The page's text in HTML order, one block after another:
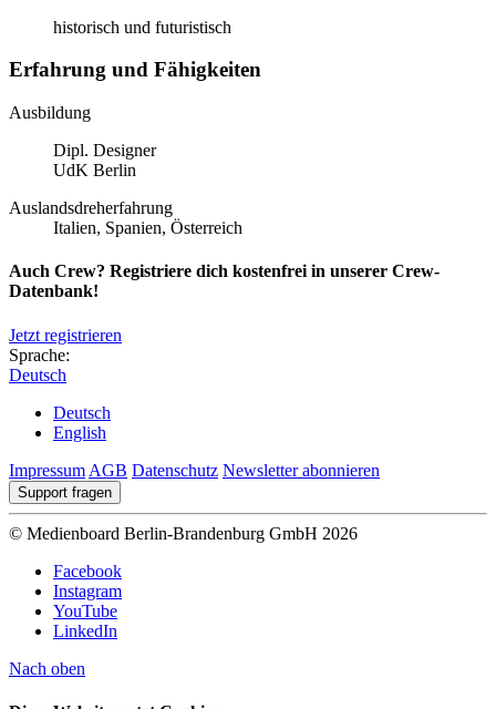
historisch und futuristisch
Erfahrung und Fähigkeiten
Ausbildung
Dipl. Designer
UdK Berlin
Auslandsdreherfahrung
Italien, Spanien, Österreich
Auch Crew? Registriere dich kostenfrei in unserer Crew-
Datenbank!
Jetzt registrieren
Sprache:
Deutsch
Deutsch
English
Impressum AGB Datenschutz Newsletter abonnieren
Support fragen
© Medienboard Berlin-Brandenburg GmbH 2026
Facebook
Instagram
YouTube
LinkedIn
Nach oben